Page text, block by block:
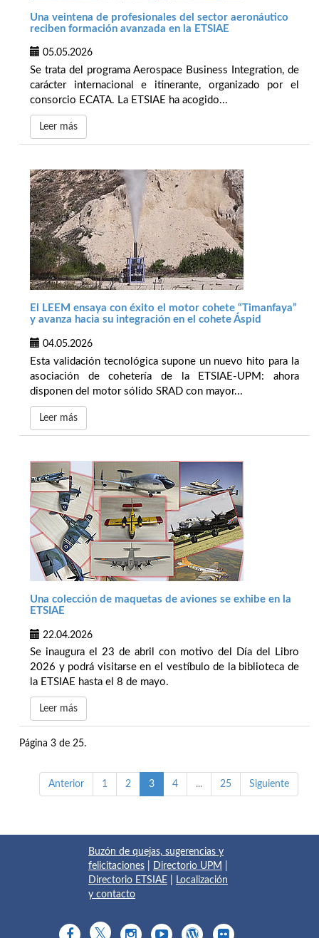
Una veintena de profesionales del sector aeronáutico
reciben formación avanzada en la ETSIAE
05.05.2026
Se trata del programa Aerospace Business Integration, de
carácter internacional e itinerante, organizado por el
consorcio ECATA. La ETSIAE ha acogido...
Leer más
El LEEM ensaya con éxito el motor cohete “Timanfaya”
y avanza hacia su integración en el cohete Áspid
04.05.2026
Esta validación tecnológica supone un nuevo hito para la
asociación de cohetería de la ETSIAE-UPM: ahora
disponen del motor sólido SRAD con mayor...
Leer más
Una colección de maquetas de aviones se exhibe en la
ETSIAE
22.04.2026
Se inaugura el 23 de abril con motivo del Día del Libro
2026 y podrá visitarse en el vestíbulo de la biblioteca de
la ETSIAE hasta el 8 de mayo.
Leer más
Página 3 de 25.
Anterior 1 2 3 4 ... 25 Siguiente
Buzón de quejas, sugerencias y
felicitaciones
Directorio UPM
Directorio ETSIAE
Localización
y contacto